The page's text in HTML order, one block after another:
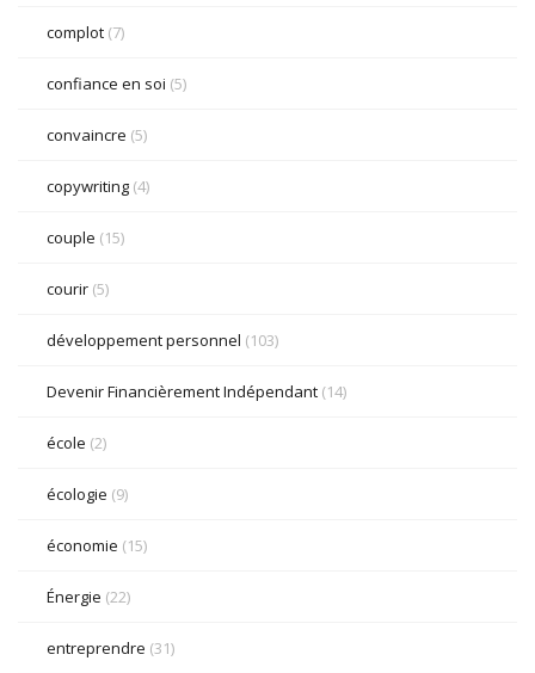
complot (7)
confiance en soi (5)
convaincre (5)
copywriting (4)
couple (15)
courir (5)
développement personnel (103)
Devenir Financièrement Indépendant (14)
école (2)
écologie (9)
économie (15)
Énergie (22)
entreprendre (31)